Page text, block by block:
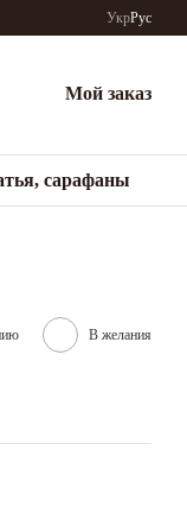
УкрРус
Мой заказ
сарафаны
В желания